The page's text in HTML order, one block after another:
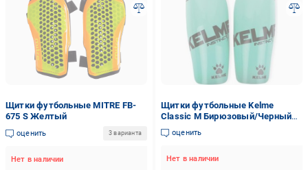
Щитки футбольные MITRE FB-
675 S Желтый
оценить 3 варианта
Нет в наличии
Щитки футбольные Kelme
Classic M Бирюзовый/Черный
(K15S948.9353)
оценить
Нет в наличии